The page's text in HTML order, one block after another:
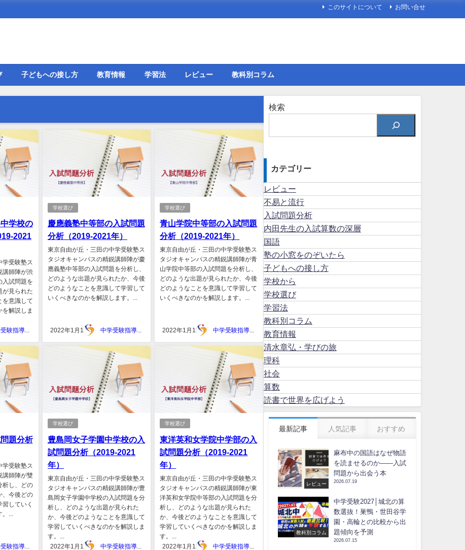
このサイトについて お問い合せ
子どもへの接し方 教育情報 学習法 レビュー 教科別コラム
学校の
2021
学受験塾ス
講師陣が渋
入試問題を
が見られた
を意識して
を解説しま
中学受験指導スタジオキャンパス
学校選び
慶應義塾中等部の入試問題
分析（2019-2021年）
東京自由が丘・三田の中学受験塾ス
タジオキャンパスの精鋭講師陣が慶
應義塾中等部の入試問題を分析し、
どのような出題が見られたか、今後
どのようなことを意識して学習して
いくべきなのかを解説します。...
2022年1月15日
学校選び
青山学院中等部の入試問題
分析（2019-2021年）
東京自由が丘・三田の中学受験塾ス
タジオキャンパスの精鋭講師陣が青
山学院中等部の入試問題を分析し、
どのような出題が見られたか、今後
どのようなことを意識して学習して
いくべきなのかを解説します。...
2022年1月15日 中学受験指導スタジオキャンパス
題分析
学受験塾ス
講師陣が雙
析し、どの
、今後どの
習していく
...
中学受験指導スタジオキャンパス
学校選び
豊島岡女子学園中学校の入
試問題分析（2019-2021
年）
東京自由が丘・三田の中学受験塾ス
タジオキャンパスの精鋭講師陣が豊
島岡女子学園中学校の入試問題を分
析し、どのような出題が見られた
か、今後どのようなことを意識して
学習していくべきなのかを解説しま
す。...
2022年1月15日
学校選び
東洋英和女学院中学部の入
試問題分析（2019-2021
年）
東京自由が丘・三田の中学受験塾ス
タジオキャンパスの精鋭講師陣が東
洋英和女学院中等部の入試問題を分
析し、どのような出題が見られた
か、今後どのようなことを意識して
学習していくべきなのかを解説しま
す。...
2022年1月15日
中学受験指導スタジオキャンパス
検索
カテゴリー
レビュー
不易と流行
入試問題分析
内田先生の入試算数の深層
国語
塾の小窓をのぞいたら
子どもへの接し方
学校から
学校選び
学習法
教科別コラム
教育情報
清水章弘・学びの旅
理科
社会
算数
読書で世界を広げよう
最新記事 人気記事 おすすめ
レビュー
麻布中の国語はなぜ物語
を読ませるのか――入試
問題から出会う本
2026.07.19
教科別コラム
中学受験2027│城北の算
数選抜！巣鴨・世田谷学
園・高輪との比較から出
題傾向を予測
2026.07.15